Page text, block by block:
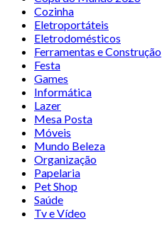
Cozinha
Eletroportáteis
Eletrodomésticos
Ferramentas e Construção
Festa
Games
Informática
Lazer
Mesa Posta
Móveis
Mundo Beleza
Organização
Papelaria
Pet Shop
Saúde
Tv e Vídeo